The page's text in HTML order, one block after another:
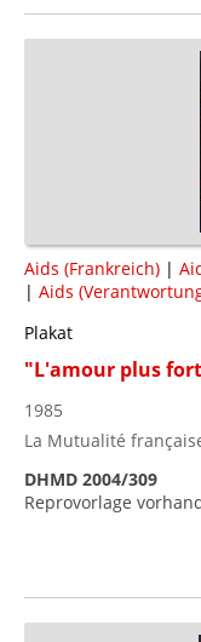
Aids (Frankreich) |
| Aids
Plakat
"L'amour plus
1985
La Mutualité
DHMD 2004/309
Reprovorlage